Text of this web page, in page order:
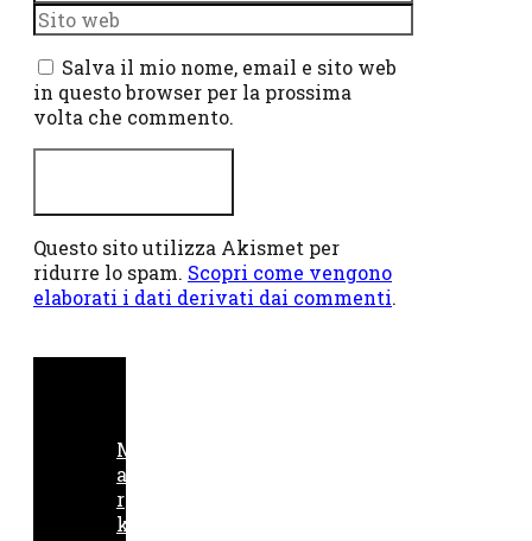
Sito
web
Salva il mio nome, email e sito web
in questo browser per la prossima
volta che commento.
Questo sito utilizza Akismet per
ridurre lo spam. Scopri come vengono
elaborati i dati derivati dai commenti.
M
a
r
k